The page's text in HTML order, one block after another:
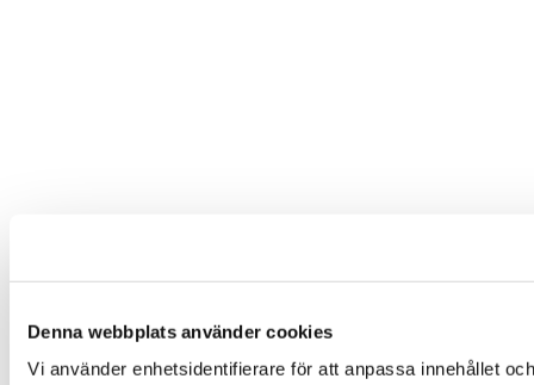
Denna webbplats använder cookies
Vi använder enhetsidentifierare för att anpassa innehållet